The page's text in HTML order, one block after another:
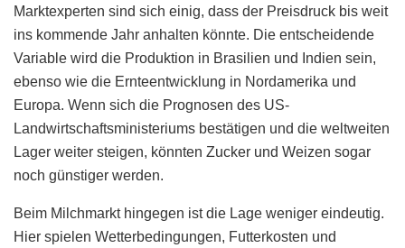
Marktexperten sind sich einig, dass der Preisdruck bis weit
ins kommende Jahr anhalten könnte. Die entscheidende
Variable wird die Produktion in Brasilien und Indien sein,
ebenso wie die Ernteentwicklung in Nordamerika und
Europa. Wenn sich die Prognosen des US-
Landwirtschaftsministeriums bestätigen und die weltweiten
Lager weiter steigen, könnten Zucker und Weizen sogar
noch günstiger werden.
Beim Milchmarkt hingegen ist die Lage weniger eindeutig.
Hier spielen Wetterbedingungen, Futterkosten und